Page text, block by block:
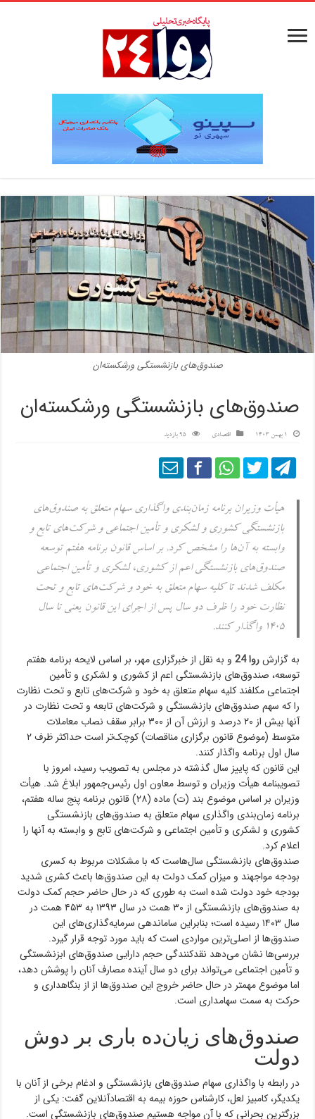
صندوق‌های بازنشستگی ورشکسته‌ان
صندوق‌های بازنشستگی ورشکسته‌ان
1 بهمن 1403 اقتصادی 95 بازدید
هیأت وزیران برنامه زمان‌بندی واگذاری سهام متعلق به صندوق‌های
بازنشستگی کشوری و لشکری و تأمین اجتماعی و شرکت‌های تابع و
وابسته به آن‌ها را مشخص کرد. بر اساس قانون برنامه هفتم توسعه
صندوق‌های بازنشستگی اعم از کشوری، لشکری و تأمین اجتماعی
مکلف شدند تا کلیه سهام متعلق به خود و شرکت‌های تابع و تحت
نظارت خود را ظرف دو سال پس از اجرای این قانون یعنی تا سال
۱۴۰۵ واگذار کنند.
به گزارشروا 24
و به نقل از خبرگزاری مهر، بر اساس لایحه برنامه هفتم
توسعه، صندوق‌های بازنشستگی اعم از کشوری و لشکری و تأمین
اجتماعی مکلفند کلیه سهام متعلق به خود و شرکت‌های تابع و تحت نظارت
را که سهم صندوق‌های بازنشستگی و شرکت‌های تابعه و تحت نظارت در
آنها بیش از ۲۰ درصد و ارزش آن از ۳۰۰ برابر سقف نصاب معاملات
متوسط (موضوع قانون برگزاری مناقصات) کوچک‌تر است حداکثر ظرف ۲
سال اول برنامه واگذار کنند.
این قانون که پاییز سال گذشته در مجلس به تصویب رسید، امروز با
تصویبنامه هیأت وزیران و توسط معاون اول رئیس‌جمهور ابلاغ شد. هیأت
وزیران بر اساس موضوع بند (ت) ماده (۲۸) قانون برنامه پنج ساله هفتم،
برنامه زمان‌بندی واگذاری سهام متعلق به صندوق‌های بازنشستگی
کشوری و لشکری و تأمین اجتماعی و شرکت‌های تابع و وابسته به آنها را
اعلام کرد.
صندوق‌های بازنشستگی سال‌هاست که با مشکلات مربوط به کسری
بودجه مواجهند و میزان کمک دولت به این صندوق‌ها باعث کشری شدید
بودجه خود دولت شده است به طوری که در حال حاضر حجم کمک دولت
به صندوق‌های بازنشستگی از ۳۰ همت در سال ۱۳۹۳ به ۴۵۳ همت در
سال ۱۴۰۳ رسیده است؛ بنابراین ساماندهی سرمایه‌گذاری‌های این
صندوق‌ها از اصلی‌ترین مواردی است که باید مورد توجه قرار گیرد.
بررسی‌ها نشان می‌دهد نقدکنندگی حجم دارایی صندوق‌های ابزنشستگی
و تأمین اجتماعی می‌تواند برای دو سال آینده مصارف آنان را پوشش دهد،
اما موضوع مهمتر در حال حاضر خروج این صندوق‌ها از از بنگاهداری و
حرکت به سمت سهامداری است.
صندوق‌های زیان‌ده باری بر دوش
دولت
در رابطه با واگذاری سهام صندوق‌های بازنشستگی و ادغام برخی از آنان با
یکدیگر، کامبیز لعل، کارشناس حوزه بیمه به اقتصادآنلاین گفت: یکی از
بزرگترین بحرانی که با آن مواجه هستیم صندوق‌های بازنشستگی است.